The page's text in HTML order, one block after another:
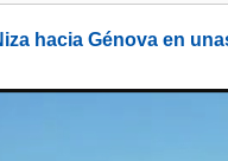
hacia Génova en